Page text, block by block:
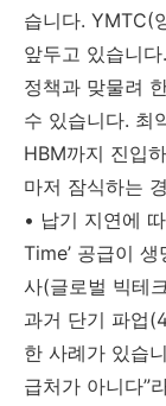
습니다. YMTC(
앞두고 있습니
정책과 맞물려
수 있습니다. 최
HBM까지 진입
마저 잠식하는
• 납기 지연에
Time’ 공급이
사(글로벌 빅테
과거 단기 파업
한 사례가 있습
급처가 아니다”